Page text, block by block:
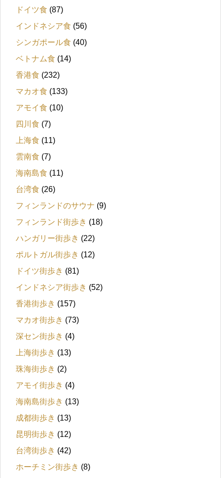
ドイツ食 (87)
インドネシア食 (56)
シンガポール食 (40)
ベトナム食 (14)
香港食 (232)
マカオ食 (133)
アモイ食 (10)
四川食 (7)
上海食 (11)
雲南食 (7)
海南島食 (11)
台湾食 (26)
フィンランドのサウナ (9)
フィンランド街歩き (18)
ハンガリー街歩き (22)
ポルトガル街歩き (12)
ドイツ街歩き (81)
インドネシア街歩き (52)
香港街歩き (157)
マカオ街歩き (73)
深セン街歩き (4)
上海街歩き (13)
珠海街歩き (2)
アモイ街歩き (4)
海南島街歩き (13)
成都街歩き (13)
昆明街歩き (12)
台湾街歩き (42)
ホーチミン街歩き (8)